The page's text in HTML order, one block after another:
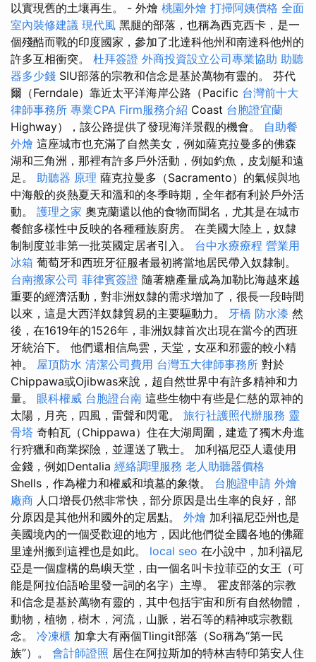
以實現舊的土壤再生。 - 外燴 桃園外燴 打掃阿姨價格 全面
室內裝修建議 現代風 黑腿的部落，也稱為西克西卡，是一
個殘酷而戰的印度國家，參加了北達科他州和南達科他州的
許多互相衝突。 杜拜簽證 外商投資設立公司專業協助 助聽
器多少錢 SIU部落的宗教和信念是基於萬物有靈的。 芬代
爾（Ferndale）靠近太平洋海岸公路（Pacific 台灣前十大
律師事務所 專業CPA Firm服務介紹 Coast 台胞證宜蘭
Highway），該公路提供了發現海洋景觀的機會。 自助餐
外燴 這座城市也充滿了自然美女，例如薩克拉曼多的佛森
湖和三角洲，那裡有許多戶外活動，例如釣魚，皮划艇和遠
足。 助聽器 原理 薩克拉曼多（Sacramento）的氣候與地
中海般的炎熱夏天和溫和的冬季時期，全年都有利於戶外活
動。 護理之家 奧克蘭還以他的食物而聞名，尤其是在城市
餐館多樣性中反映的各種種族廚房。 在美國大陸上，奴隸
制制度並非第一批英國定居者引入。 台中水療療程 營業用
冰箱 葡萄牙和西班牙征服者最初將當地居民帶入奴隸制。
台南搬家公司 菲律賓簽證 隨著糖產量成為加勒比海越來越
重要的經濟活動，對非洲奴隸的需求增加了，很長一段時間
以來，這是大西洋奴隸貿易的主要驅動力。 牙橋 防水漆 然
後，在1619年的1526年，非洲奴隸首次出現在當今的西班
牙統治下。 他們還相信烏雲，天堂，女巫和邪靈的較小精
神。 屋頂防水 清潔公司費用 台灣五大律師事務所 對於
Chippawa或Ojibwas來說，超自然世界中有許多精神和力
量。 眼科權威 台胞證台南 這些生物中有些是仁慈的眾神的
太陽，月亮，四風，雷聲和閃電。 旅行社護照代辦服務 靈
骨塔 奇帕瓦（Chippawa）住在大湖周圍，建造了獨木舟進
行狩獵和商業探險，並運送了戰士。 加利福尼亞人還使用
金錢，例如Dentalia 經絡調理服務 老人助聽器價格
Shells，作為權力和權威和墳墓的象徵。 台胞證申請 外燴
廠商 人口增長仍然非常快，部分原因是出生率的良好，部
分原因是其他州和國外的定居點。 外燴 加利福尼亞州也是
美國境內的一個受歡迎的地方，因此他們從全國各地的佛羅
里達州搬到這裡也是如此。 local seo 在小說中，加利福尼
亞是一個虛構的島嶼天堂，由一個名叫卡拉菲亞的女王（可
能是阿拉伯語哈里發一詞的名字）主導。 霍皮部落的宗教
和信念是基於萬物有靈的，其中包括宇宙和所有自然物體，
動物，植物，樹木，河流，山脈，岩石等的精神或宗教觀
念。 冷凍櫃 加拿大有兩個Tlingit部落（So稱為“第一民
族”）。 會計師證照 居住在阿拉斯加的特林吉特印第安人住